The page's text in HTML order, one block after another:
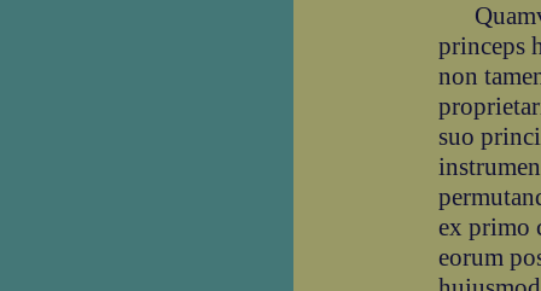
princeps
non
suo
ex primo
eorum